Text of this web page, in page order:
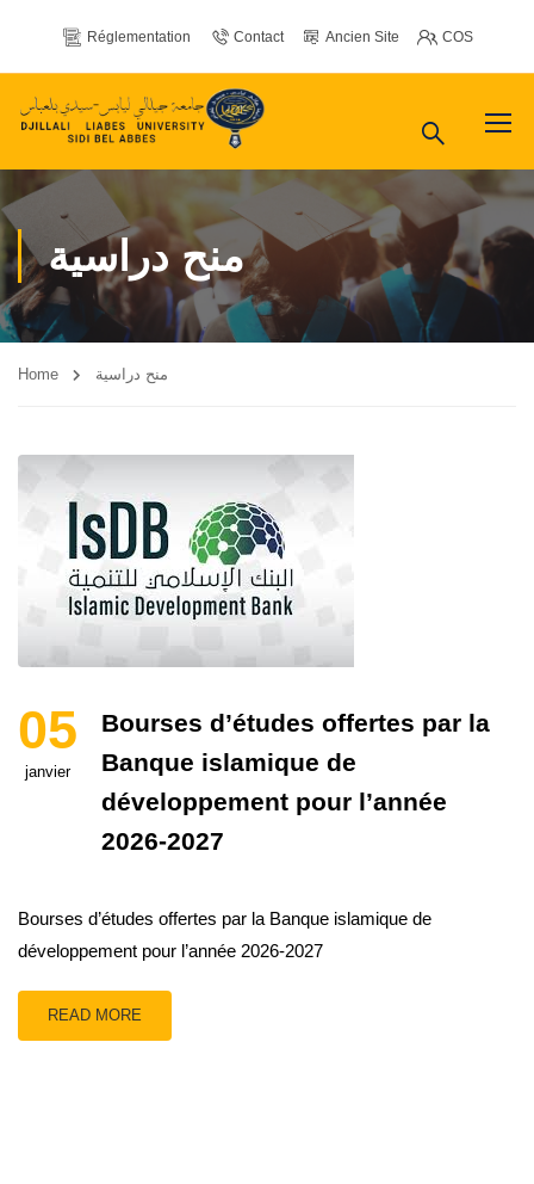
Réglementation Contact Ancien Site COS
منح دراسية
Home منح دراسية
05
janvier
Bourses d’études offertes par la
Banque islamique de
développement pour l’année
2026-2027
Bourses d’études offertes par la Banque islamique de
développement pour l’année 2026-2027
READ MORE